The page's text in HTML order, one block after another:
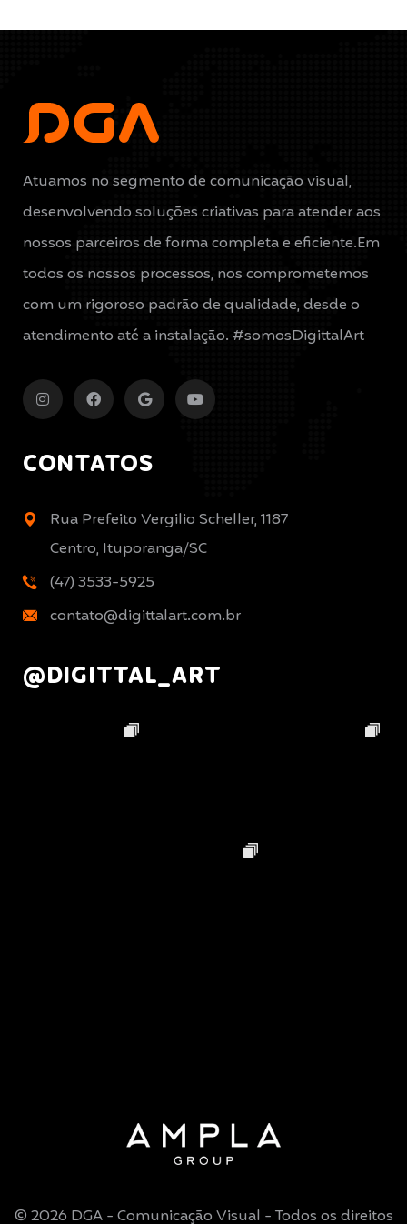
Atuamos no segmento de comunicação visual,
desenvolvendo soluções criativas para atender aos
nossos parceiros de forma completa e eficiente.Em
todos os nossos processos, nos comprometemos
com um rigoroso padrão de qualidade, desde o
atendimento até a instalação. #somosDigittalArt
CONTATOS
Rua Prefeito Vergilio Scheller, 1187
Centro, Ituporanga/SC
(47) 3533-5925
contato@digittalart.com.br
@DIGITTAL_ART
© 2026 DGA - Comunicação Visual - Todos os direitos